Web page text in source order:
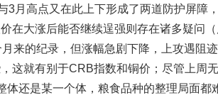
3月高点又在此上下形成了两道防护屏障
在大涨后能否继续逞强则存在诸多疑问
来的纪录，但涨幅急剧下降，上攻遇阻
这就有别于CRB指数和铜价；尽管上周
体还是某一个体，粮食品种的整理局面都